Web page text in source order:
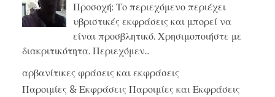
Προσοχή: Το περιεχόμενο περιέχει
υβριστικές εκφράσεις και μπορεί να
είναι προσβλητικό. Χρησιμοποιήστε με
διακριτικότητα. Περιεχόμεν...
αρβανίτικες φράσεις και εκφράσεις
Παροιμίες & Εκφράσεις Παροιμίες και Εκφράσεις